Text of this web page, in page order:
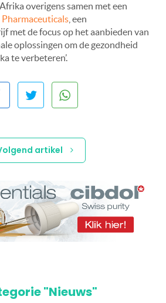
overigens samen met een
Pharmaceuticals , een
met de focus op het aanbieden van
oplossingen om de gezondheid
te verbeteren’.
artikel
"Nieuws"